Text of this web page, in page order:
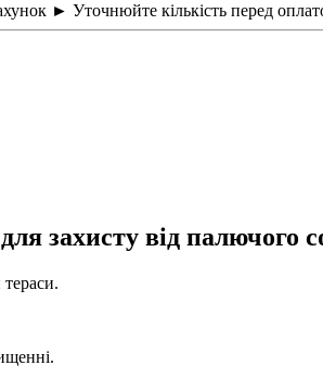
► Уточнюйте кількість перед
захисту від палючого